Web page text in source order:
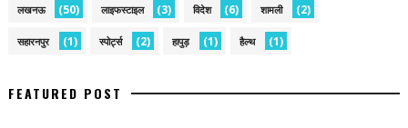
लखनऊ (50) लाइफस्टाइल (3) विदेश (6) शामली (2)
सहारनपुर (1) स्पोर्ट्स (2) हापुड़ (1) हैल्थ (1)
FEATURED POST